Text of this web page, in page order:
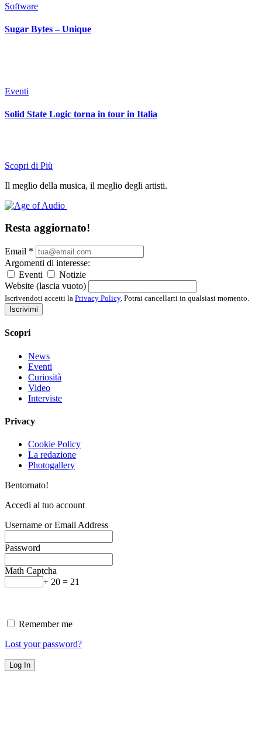
Software
Sugar Bytes – Unique
Eventi
Solid State Logic torna in tour in Italia
Scopri di Più
Il meglio della musica, il meglio degli artisti.
Resta aggiornato!
Email *
Argomenti di interesse:
Eventi
Notizie
Website (lascia vuoto)
Iscrivendoti accetti la Privacy Policy. Potrai cancellarti in qualsiasi momento.
Iscrivimi
Scopri
News
Eventi
Curiosità
Video
Interviste
Privacy
Cookie Policy
La redazione
Photogallery
Bentornato!
Accedi al tuo account
Username or Email Address
Password
Math Captcha
+ 20 = 21
Remember me
Lost your password?